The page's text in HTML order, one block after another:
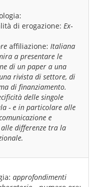
di erogazione: Ex-
affiliazione: Italiana
a presentare le
di un paper a una
rivista di settore, di
di finanziamento.
delle singole
- e in particolare alle
e
alle differenze tra la
approfondimenti